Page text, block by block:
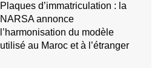
Plaques d’immatriculation : la
NARSA annonce
l’harmonisation du modèle
utilisé au Maroc et à l’étranger